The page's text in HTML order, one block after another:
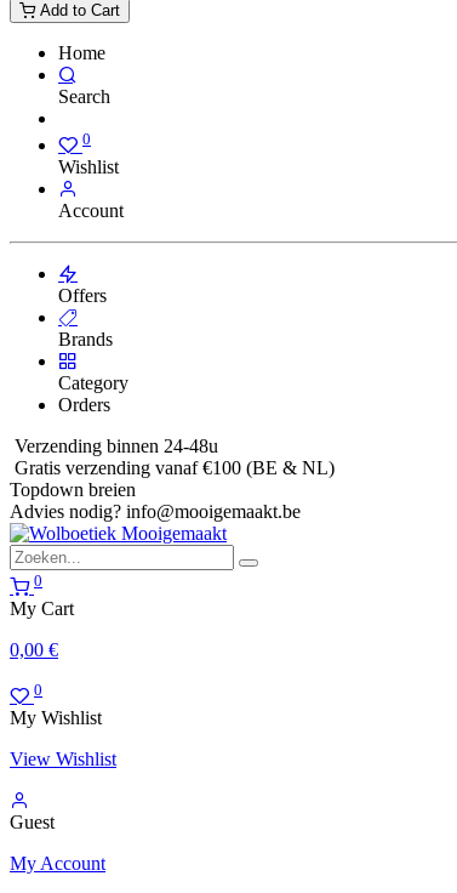
Add to Cart
Home
Search
0
Wishlist
Account
Offers
Brands
Category
Orders
Verzending binnen 24-48u
Gratis verzending vanaf €100 (BE & NL)
Topdown breien
Advies nodig? info@mooigemaakt.be
0
My Cart
0,00 €
0
My Wishlist
View Wishlist
Guest
My Account